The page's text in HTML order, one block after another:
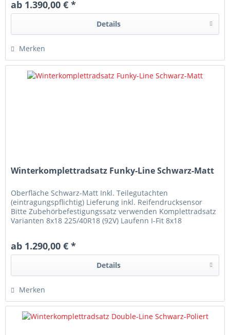
ab 1.390,00 € *
Details
Merken
Winterkomplettradsatz Funky-Line Schwarz-Matt
Oberfläche Schwarz-Matt Inkl. Teilegutachten
(eintragungspflichtig) Lieferung inkl. Reifendrucksensor
Bitte Zubehörbefestigungssatz verwenden Komplettradsatz
Varianten 8x18 225/40R18 (92V) Laufenn I-Fit 8x18
ab 1.290,00 € *
Details
Merken